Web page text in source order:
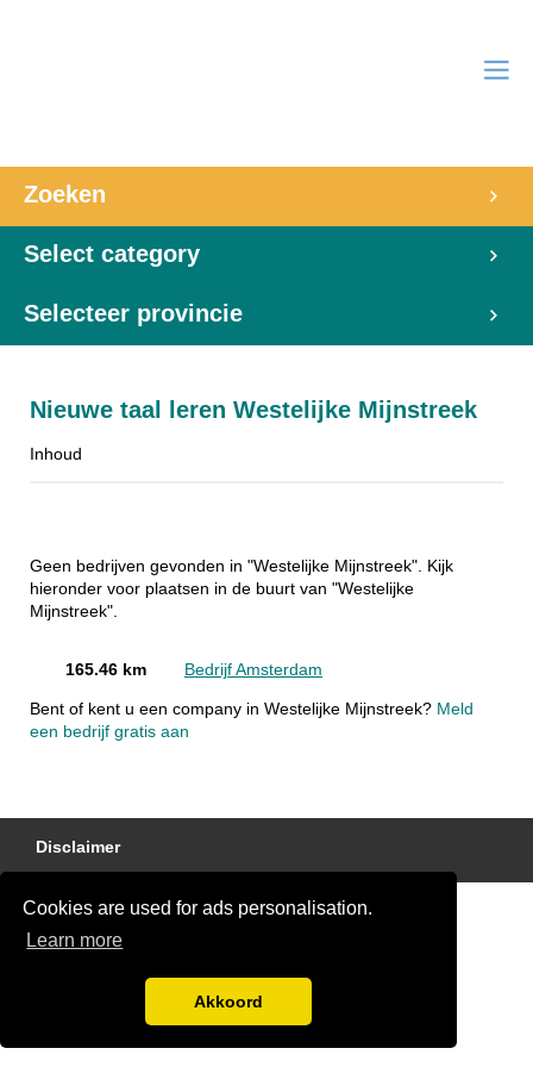
Cookies are used for ads personalisation.
Learn more
Akkoord
Zoeken
Select category
Selecteer provincie
Nieuwe taal leren Westelijke Mijnstreek
Inhoud
Geen bedrijven gevonden in "Westelijke Mijnstreek". Kijk
hieronder voor plaatsen in de buurt van "Westelijke
Mijnstreek".
165.46 km Bedrijf Amsterdam
Bent of kent u een company in Westelijke Mijnstreek? Meld
een bedrijf gratis aan
Disclaimer